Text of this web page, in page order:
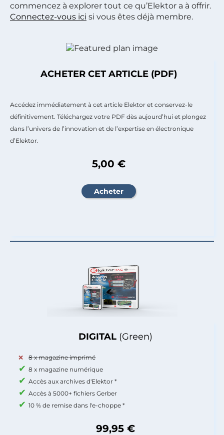
commencez à explorer tout ce qu’Elektor a à offrir.
Connectez-vous ici si vous êtes déjà membre.
DIGITAL (Green)
8 x magazine imprimé
8 x magazine numérique
Accès aux archives d'Elektor *
Accès à 5000+ fichiers Gerber
10 % de remise dans l'e-choppe *
99,95 €
ACHETER CET ARTICLE (PDF)
Accédez immédiatement à cet article Elektor et conservez-le
définitivement. Téléchargez votre PDF dès aujourd’hui et plongez
dans l’univers de l’innovation et de l’expertise en électronique
d’Elektor.
5,00 €